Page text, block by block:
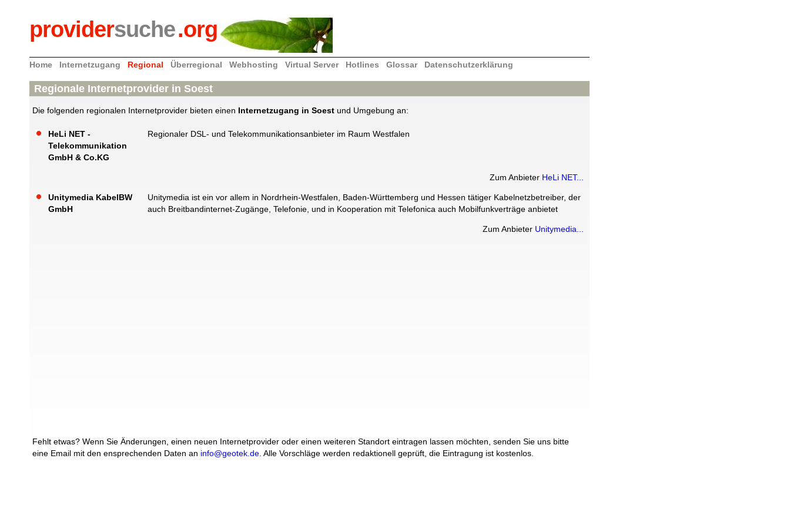
providersuche.org
Home Internetzugang Regional Überregional Webhosting Virtual Server Hotlines Glossar Datenschutzerklärung
Regionale Internetprovider in Soest
Die folgenden regionalen Internetprovider bieten einen Internetzugang in Soest und Umgebung an:
HeLi NET -
Telekommunikation
GmbH & Co.KG
Regionaler DSL- und Telekommunikationsanbieter im Raum Westfalen
Zum Anbieter HeLi NET...
Unitymedia KabelBW
GmbH
Unitymedia ist ein vor allem in Nordrhein-Westfalen, Baden-Württemberg und Hessen tätiger Kabelnetzbetreiber, der
auch Breitbandinternet-Zugänge, Telefonie, und in Kooperation mit Telefonica auch Mobilfunkverträge anbietet
Zum Anbieter Unitymedia...
Fehlt etwas? Wenn Sie Änderungen, einen neuen Internetprovider oder einen weiteren Standort eintragen lassen möchten, senden Sie uns bitte
eine Email mit den ensprechenden Daten an info@geotek.de . Alle Vorschläge werden redaktionell geprüft, die Eintragung ist kostenlos.